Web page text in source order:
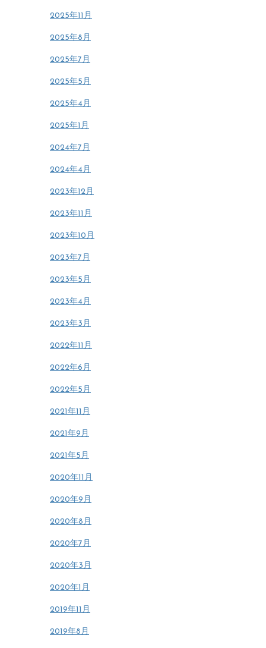
2025年11月
2025年8月
2025年7月
2025年5月
2025年4月
2025年1月
2024年7月
2024年4月
2023年12月
2023年11月
2023年10月
2023年7月
2023年5月
2023年4月
2023年3月
2022年11月
2022年6月
2022年5月
2021年11月
2021年9月
2021年5月
2020年11月
2020年9月
2020年8月
2020年7月
2020年3月
2020年1月
2019年11月
2019年8月